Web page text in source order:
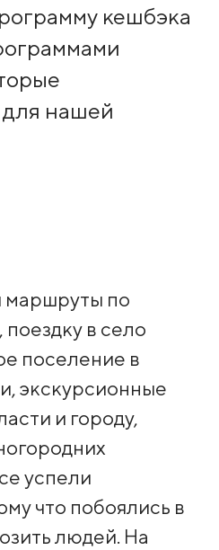
кешбэка
нашей
маршруты по
в село
поселение в
экскурсионные
и городу,
успели
что побоялись в
людей. На